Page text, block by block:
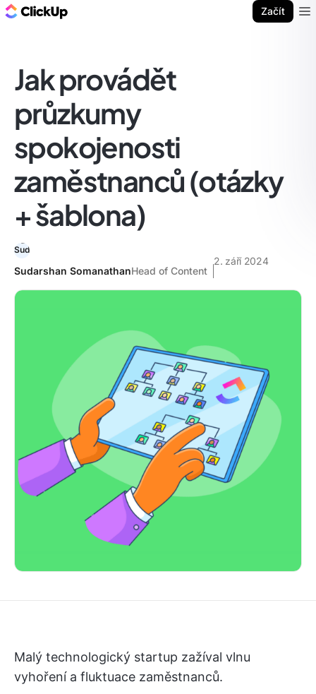
Začít
Jak provádět
průzkumy
spokojenosti
zaměstnanců (otázky
+ šablona)
Sudarshan SomanathanHead of Content
2. září 2024
Malý technologický startup zažíval vlnu
vyhoření a fluktuace zaměstnanců.